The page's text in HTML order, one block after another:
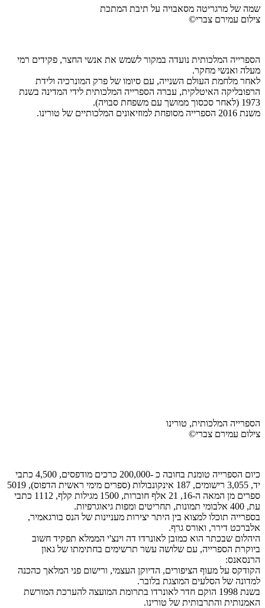
שמה של מרגריטה מסאבויה על תיבת המתכת
צילום עמירם צברי©
הספרייה המלכותית נועדה במקור לשמש את אנשי החצר, פקידים רמי
מעלה ואנשי מחקר.
לאחר מלחמת העולם השנייה, עם סיומו של פרק המונרכיה ולידת
הרפובליקה האיטלקית, עברה הספרייה המלכותית לידי המדינה בשנת
1973 (לאחר סכסוך ממושך עם משפחת סבויה).
משנת 2016 הספרייה מסופחת למוזיאונים המלכותיים של טורינו.
הספרייה המלכותית, טורינו
צילום עמירם צברי©
כיום הספרייה טומנת בחובה כ -200,000 כרכים מודפסים, 4,500 כתבי
יד, 3,055 רישומים, 187 אינקונבולות (ספרים מימי ראשית הדפוס), 5019
ספרים מן המאה ה-16, 21 אלף חוברות, 1500 מגילות קלף, 1112 כתבי
עת, 400 אלבומי תמונות, תחריטים ומפות גיאוגרפיות.
בספרייה תוכלו למצוא בין היתר יצירות מעניינות של הנס בורגאמיר,
אלברכט דירר, ואורס גרף.
היהלום שבכתר הוא כמובן לאונרדו דה וינצ'י הממלא תפקיד חשוב
ביוקרת הספרייה, עם שלושה עשר תרשימים בחתימתו של גאון
הרנסאנס:
הקודקס על מעוף הציפורים, הדיוקן העצמי, ורישום פני המלאך כהכנה
למדונה של הסלעים המוצגת בלובר.
בשנת 1998 הוקם חדר לאונרדו בתרומת המועצה להערכת המורשת
האמנותית והתרבותית של טורינו.